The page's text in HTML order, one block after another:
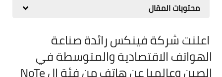
محتويات المقال
اعلنت شركة فينكس رائدة صناعة
الهواتف الاقتصادية والمتوسطة في